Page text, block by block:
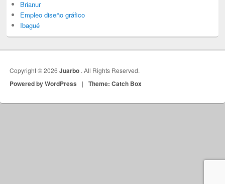
Brianur
Empleo diseño gráfico
Ibagué
Copyright © 2026Juarbo . All Rights Reserved.
Powered by WordPress | Theme: Catch Box